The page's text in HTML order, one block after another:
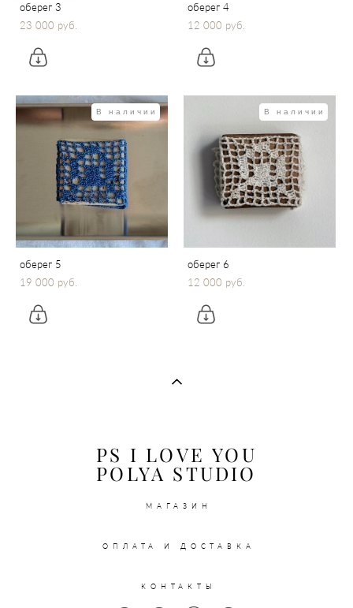
оберег 3
23 000 pуб.
оберег 4
12 000 pуб.
В наличии
оберег 5
19 000 pуб.
В наличии
оберег 6
12 000 pуб.
PS I LOVE YOU
POLYA STUDIO
МАГАЗИН
ОПЛАТА И ДОСТАВКА
КОНТАКТЫ